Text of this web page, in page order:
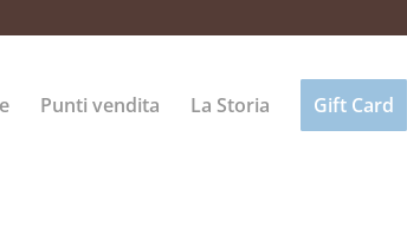
Punti vendita La Storia Gift Card